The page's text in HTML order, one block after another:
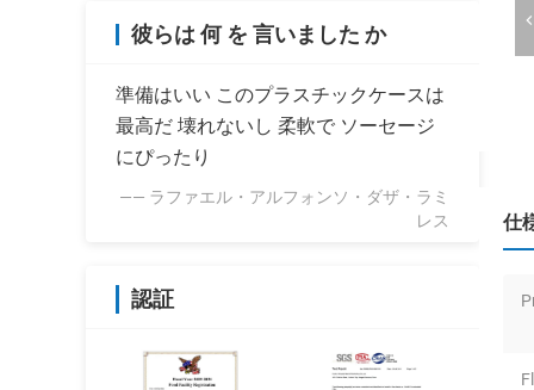
彼らは 何 を 言いました か
準備はいい このプラスチックケースは
最高だ 壊れないし 柔軟で ソーセージ
にぴったり
—— ラファエル・アルフォンソ・ダザ・ラミ
レス
認証
仕